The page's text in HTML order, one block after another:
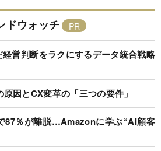
ドウォッチ
営判断をラクにするデータ統合戦略
因とCX変革の「三つの要件」
87％が離脱…Amazonに学ぶ“AI顧客